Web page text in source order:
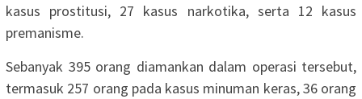
kasus prostitusi, 27 kasus narkotika, serta 12 kasus
premanisme.
Sebanyak 395 orang diamankan dalam operasi tersebut,
termasuk 257 orang pada kasus minuman keras, 36 orang